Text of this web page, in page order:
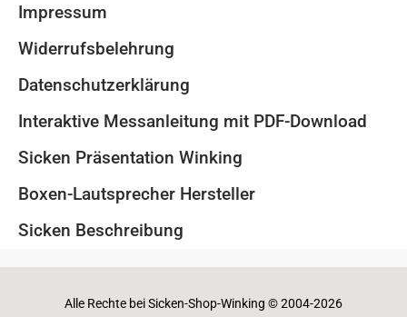
Impressum
Widerrufsbelehrung
Datenschutzerklärung
Interaktive Messanleitung mit PDF-Download
Sicken Präsentation Winking
Boxen-Lautsprecher Hersteller
Sicken Beschreibung
Alle Rechte bei Sicken-Shop-Winking © 2004-2026